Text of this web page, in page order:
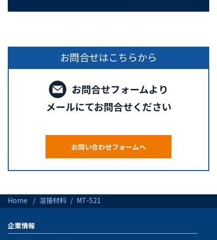
お問合せはこちらから
お問合せフォームより
メールにてお問合せください
お問い合わせフォームへ
Home 溶接材料 MT-521
企業情報